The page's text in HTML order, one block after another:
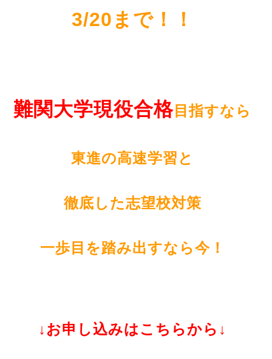
3/20まで！！
難関大学現役合格 目指すなら
東進の高速学習と
徹底した志望校対策
一歩目を踏み出すなら今！
↓お申し込みはこちらから↓